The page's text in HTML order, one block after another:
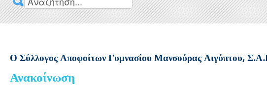
Ο Σύλλογος Αποφοίτων Γυμνασίου Μανσούρας Αιγύπτου,
Ανακοίνωση